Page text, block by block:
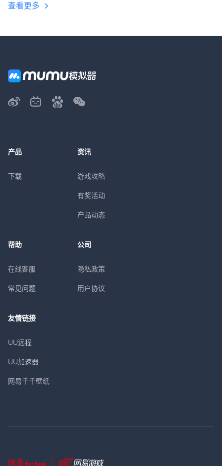
查看更多
产品
下载
资讯
游戏攻略
有奖活动
产品动态
帮助
在线客服
常见问题
公司
隐私政策
用户协议
友情链接
UU远程
UU加速器
网易千千壁纸